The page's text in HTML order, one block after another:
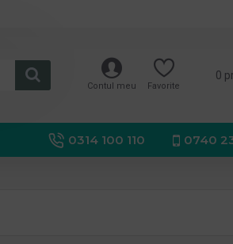
Contul meu Favorite
0
0314 100 110 0740